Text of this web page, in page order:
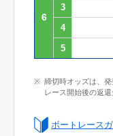
6
3
4
5
締切時オッズは、
レース開始後の返
ボートレース